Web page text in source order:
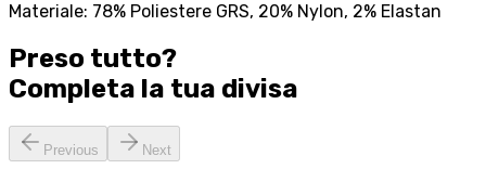
Materiale: 78% Poliestere GRS, 20% Nylon, 2% Elastan
Preso tutto?
Completa la tua divisa
Previous Next